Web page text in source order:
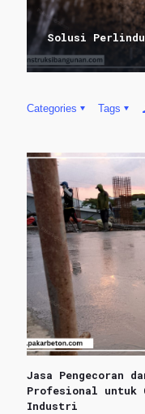
Solusi
Categories Tags
Jasa Pengecoran
Profesional untuk
Industri